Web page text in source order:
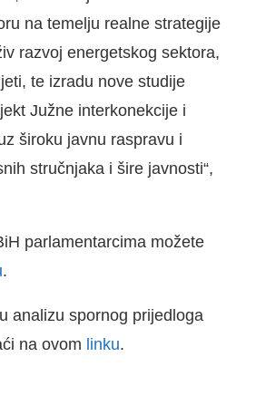
na temelju realne strategije
razvoj energetskog sektora,
te izradu nove studije
Južne interkonekcije i
široku javnu raspravu i
stručnjaka i šire javnosti“,
parlamentarcima možete
.
analizu spornog prijedloga
na ovom linku.